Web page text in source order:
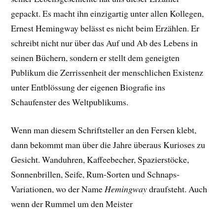
gepackt. Es macht ihn einzigartig unter allen Kollegen,
Ernest Hemingway belässt es nicht beim Erzählen. Er
schreibt nicht nur über das Auf und Ab des Lebens in
seinen Büchern, sondern er stellt dem geneigten
Publikum die Zerrissenheit der menschlichen Existenz
unter Entblössung der eigenen Biografie ins
Schaufenster des Weltpublikums.
Wenn man diesem Schriftsteller an den Fersen klebt,
dann bekommt man über die Jahre überaus Kurioses zu
Gesicht. Wanduhren, Kaffeebecher, Spazierstöcke,
Sonnenbrillen, Seife, Rum-Sorten und Schnaps-
Variationen, wo der NameHemingwaydraufsteht. Auch
wenn der Rummel um den Meister